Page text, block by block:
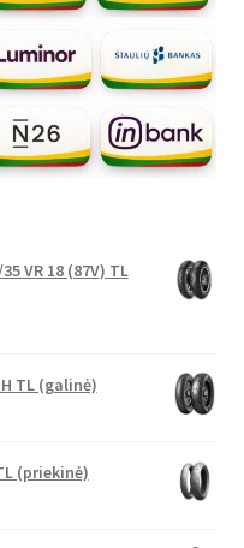
VR 18 (87V) TL
TL (galinė)
(priekinė)